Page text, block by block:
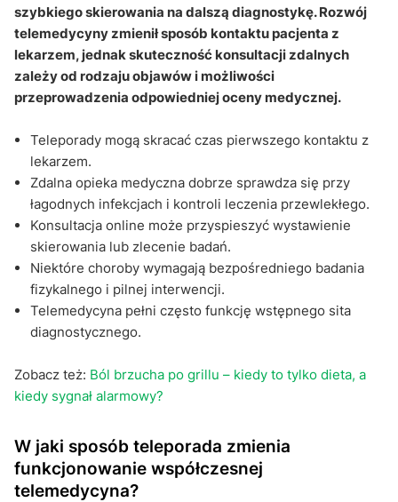
szybkiego skierowania na dalszą diagnostykę. Rozwój
telemedycyny zmienił sposób kontaktu pacjenta z
lekarzem, jednak skuteczność konsultacji zdalnych
zależy od rodzaju objawów i możliwości
przeprowadzenia odpowiedniej oceny medycznej.
Teleporady mogą skracać czas pierwszego kontaktu z
lekarzem.
Zdalna opieka medyczna dobrze sprawdza się przy
łagodnych infekcjach i kontroli leczenia przewlekłego.
Konsultacja online może przyspieszyć wystawienie
skierowania lub zlecenie badań.
Niektóre choroby wymagają bezpośredniego badania
fizykalnego i pilnej interwencji.
Telemedycyna pełni często funkcję wstępnego sita
diagnostycznego.
Zobacz też: Ból brzucha po grillu – kiedy to tylko dieta, a
kiedy sygnał alarmowy?
W jaki sposób teleporada zmienia
funkcjonowanie współczesnej
telemedycyna?